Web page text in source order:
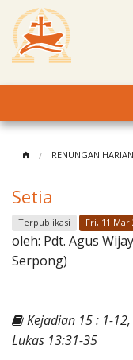
Klasis dan Jemaat
Berita Kegiatan
Materi
RENUNGAN HARIAN
Setia
Terpublikasi Fri, 11 Mar
oleh: Pdt. Agus
Serpong)
Kejadian 15 : 1-
Lukas 13:31-35